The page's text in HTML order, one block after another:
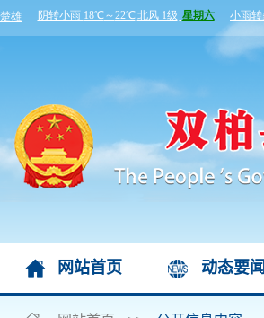
网站首页 动态要闻